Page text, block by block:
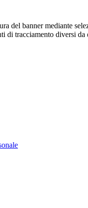
del banner mediante
di tracciamento diversi da